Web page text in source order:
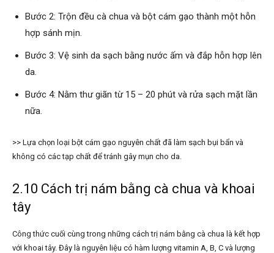
Bước 2: Trộn đều cà chua và bột cám gạo thành một hỗn
hợp sánh mịn.
Bước 3: Vệ sinh da sạch bằng nước ấm và đắp hỗn hợp lên
da.
Bước 4: Nằm thư giãn từ 15 – 20 phút và rửa sạch mặt lần
nữa.
>> Lựa chọn loại bột cám gạo nguyên chất đã làm sạch bụi bẩn và
không có các tạp chất để tránh gây mụn cho da.
2.10 Cách trị nám bằng cà chua và khoai
tây
Công thức cuối cùng trong những cách trị nám bằng cà chua là kết hợp
với khoai tây. Đây là nguyên liệu có hàm lượng vitamin A, B, C và lượng